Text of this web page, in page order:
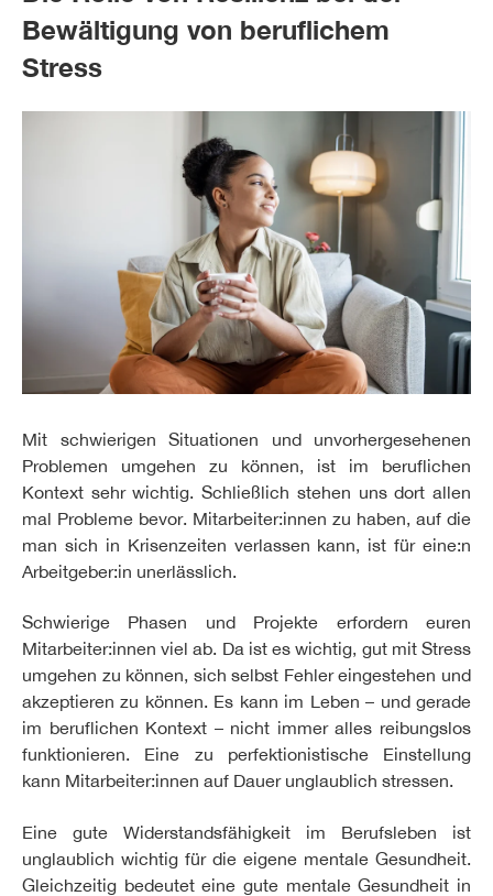
Bewältigung von beruflichem
Stress
Mit schwierigen Situationen und unvorhergesehenen
Problemen umgehen zu können, ist im beruflichen
Kontext sehr wichtig. Schließlich stehen uns dort allen
mal Probleme bevor. Mitarbeiter:innen zu haben, auf die
man sich in Krisenzeiten verlassen kann, ist für eine:n
Arbeitgeber:in unerlässlich.
Schwierige Phasen und Projekte erfordern euren
Mitarbeiter:innen viel ab. Da ist es wichtig, gut mit Stress
umgehen zu können, sich selbst Fehler eingestehen und
akzeptieren zu können. Es kann im Leben – und gerade
im beruflichen Kontext – nicht immer alles reibungslos
funktionieren. Eine zu perfektionistische Einstellung
kann Mitarbeiter:innen auf Dauer unglaublich stressen.
Eine gute Widerstandsfähigkeit im Berufsleben ist
unglaublich wichtig für die eigene mentale Gesundheit.
Gleichzeitig bedeutet eine gute mentale Gesundheit in